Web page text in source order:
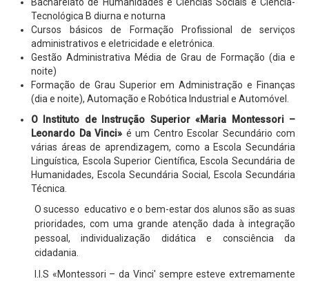
Bacharelato de Humanidades e Ciências Sociais e Ciência-
Tecnológica B diurna e noturna
Cursos básicos de Formação Profissional de serviços
administrativos e eletricidade e eletrónica.
Gestão Administrativa Média de Grau de Formação (dia e
noite)
Formação de Grau Superior em Administração e Finanças
(dia e noite), Automação e Robótica Industrial e Automóvel.
O Instituto de Instrução Superior «Maria Montessori –
Leonardo Da Vinci» é um Centro Escolar Secundário com
várias áreas de aprendizagem, como a Escola Secundária
Linguística, Escola Superior Científica, Escola Secundária de
Humanidades, Escola Secundária Social, Escola Secundária
Técnica.
O sucesso educativo e o bem-estar dos alunos são as suas
prioridades, com uma grande atenção dada à integração
pessoal, individualização didática e consciência da
cidadania.
I.I.S «Montessori – da Vinci' sempre esteve extremamente